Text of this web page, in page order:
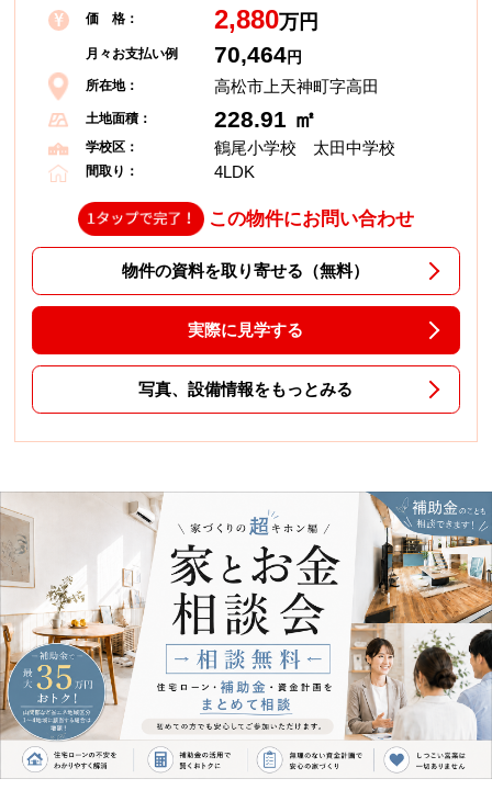
価 格： 2,880万円
月々お支払い例 70,464円
所在地： 高松市上天神町字高田
土地面積： 228.91 ㎡
学校区： 鶴尾小学校 太田中学校
間取り： 4LDK
この物件にお問い合わせ
物件の資料を取り寄せる（無料）
実際に見学する
写真、設備情報をもっとみる